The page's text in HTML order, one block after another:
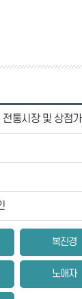
통시장 및 상점
복진경
노애자